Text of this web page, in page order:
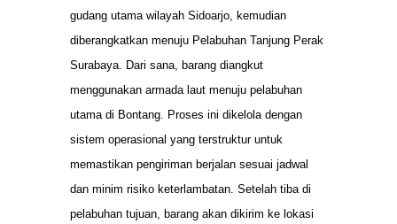
gudang utama wilayah Sidoarjo, kemudian
diberangkatkan menuju Pelabuhan Tanjung Perak
Surabaya. Dari sana, barang diangkut
menggunakan armada laut menuju pelabuhan
utama di Bontang. Proses ini dikelola dengan
sistem operasional yang terstruktur untuk
memastikan pengiriman berjalan sesuai jadwal
dan minim risiko keterlambatan. Setelah tiba di
pelabuhan tujuan, barang akan dikirim ke lokasi